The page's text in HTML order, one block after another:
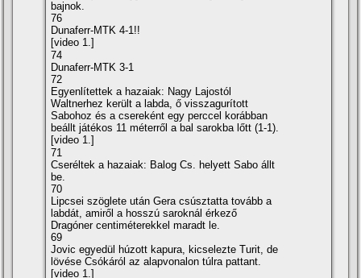
bajnok.
76
Dunaferr-MTK 4-1!!
[video 1.]
74
Dunaferr-MTK 3-1
72
Egyenlí­tettek a hazaiak: Nagy Lajostól
Waltnerhez került a labda, ő visszagurí­tott
Sabohoz és a csereként egy perccel korábban
beállt játékos 11 méterről a bal sarokba lőtt (1-1).
[video 1.]
71
Cseréltek a hazaiak: Balog Cs. helyett Sabo állt
be.
70
Lipcsei szöglete után Gera csúsztatta tovább a
labdát, amiről a hosszú saroknál érkező
Dragóner centiméterekkel maradt le.
69
Jovic egyedül húzott kapura, kicselezte Turit, de
lövése Csókáról az alapvonalon túlra pattant.
[video 1.]